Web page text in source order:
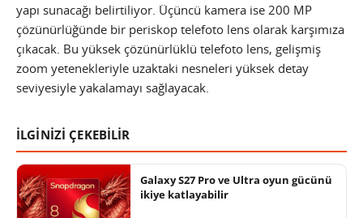
yapı sunacağı belirtiliyor. Üçüncü kamera ise 200 MP
çözünürlüğünde bir periskop telefoto lens olarak karşımıza
çıkacak. Bu yüksek çözünürlüklü telefoto lens, gelişmiş
zoom yetenekleriyle uzaktaki nesneleri yüksek detay
seviyesiyle yakalamayı sağlayacak.
İLGİNİZİ ÇEKEBİLİR
Galaxy S27 Pro ve Ultra oyun gücünü
ikiye katlayabilir